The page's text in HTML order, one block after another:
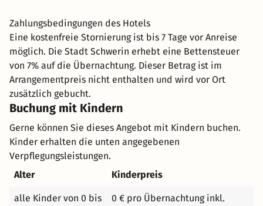
dem bekannten Pfaffenteich lohnt sich auch der Besuch
des Schweriner Schlosses, das Wahrzeichen der Stadt. .
UNSER RESTAURANT IST MONTAGS GESCHLOSSEN!
Zahlungsbedingungen des Hotels
Eine kostenfreie Stornierung ist bis 7 Tage vor Anreise
möglich. Die Stadt Schwerin erhebt eine Bettensteuer
von 7% auf die Übernachtung. Dieser Betrag ist im
Arrangementpreis nicht enthalten und wird vor Ort
zusätzlich gebucht.
Buchung mit Kindern
Gerne können Sie dieses Angebot mit Kindern buchen.
Kinder erhalten die unten angegebenen
Verpflegungsleistungen.
Alter
Kinderpreis
alle Kinder von 0 bis
0 € pro Übernachtung inkl.